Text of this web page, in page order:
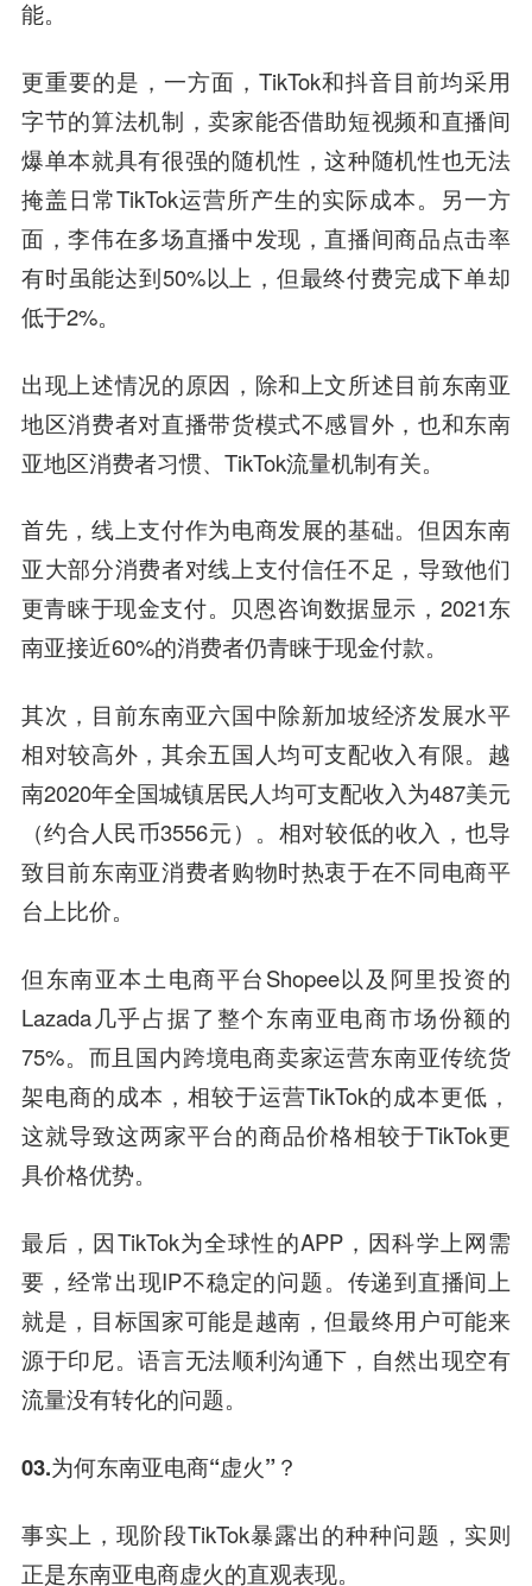
能。
更重要的是，一方面，TikTok和抖音目前均采用
字节的算法机制，卖家能否借助短视频和直播间
爆单本就具有很强的随机性，这种随机性也无法
掩盖日常TikTok运营所产生的实际成本。另一方
面，李伟在多场直播中发现，直播间商品点击率
有时虽能达到50%以上，但最终付费完成下单却
低于2%。
出现上述情况的原因，除和上文所述目前东南亚
地区消费者对直播带货模式不感冒外，也和东南
亚地区消费者习惯、TikTok流量机制有关。
首先，线上支付作为电商发展的基础。但因东南
亚大部分消费者对线上支付信任不足，导致他们
更青睐于现金支付。贝恩咨询数据显示，2021东
南亚接近60%的消费者仍青睐于现金付款。
其次，目前东南亚六国中除新加坡经济发展水平
相对较高外，其余五国人均可支配收入有限。越
南2020年全国城镇居民人均可支配收入为487美元
（约合人民币3556元）。相对较低的收入，也导
致目前东南亚消费者购物时热衷于在不同电商平
台上比价。
但东南亚本土电商平台Shopee以及阿里投资的
Lazada几乎占据了整个东南亚电商市场份额的
75%。而且国内跨境电商卖家运营东南亚传统货
架电商的成本，相较于运营TikTok的成本更低，
这就导致这两家平台的商品价格相较于TikTok更
具价格优势。
最后，因TikTok为全球性的APP，因科学上网需
要，经常出现IP不稳定的问题。传递到直播间上
就是，目标国家可能是越南，但最终用户可能来
源于印尼。语言无法顺利沟通下，自然出现空有
流量没有转化的问题。
03.为何东南亚电商“虚火”？
事实上，现阶段TikTok暴露出的种种问题，实则
正是东南亚电商虚火的直观表现。